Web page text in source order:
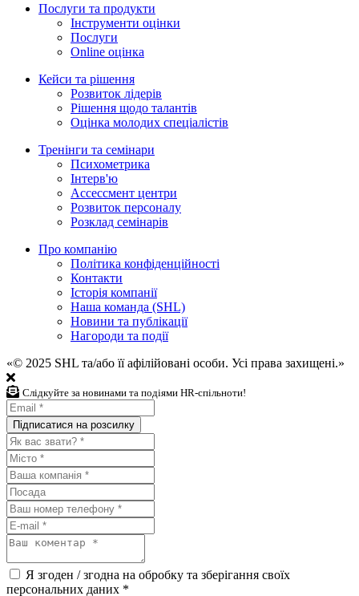
Послуги та продукти
Інструменти оцінки
Послуги
Online оцінка
Кейси та рішення
Розвиток лідерів
Рішення щодо талантів
Оцінка молодих спеціалістів
Тренінги та семінари
Психометрика
Iнтерв'ю
Ассессмент центри
Розвиток персоналу
Розклад семінарів
Про компанію
Політика конфіденційності
Контакти
Історія компанії
Наша команда (SHL)
Новини та публікації
Нагороди та події
«© 2025 SHL та/або її афілійовані особи. Усі права захищені.»
Слiдкуйте за новинами та подiями HR-спiльноти!
Я згоден / згодна на обробку та зберігання своїх
персональних даних *